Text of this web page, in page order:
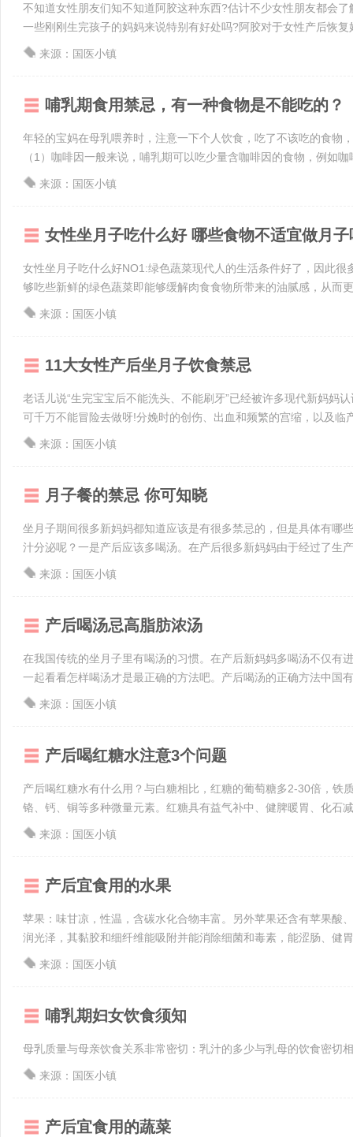
不知道女性朋友们知不知道阿胶这种东西?估计不少女性朋友都会
一些刚刚生完孩子的妈妈来说特别有好处吗?阿胶对于女性产后恢
来源：国医小镇
哺乳期食用禁忌，有一种食物是不能吃的？
年轻的宝妈在母乳喂养时，注意一下个人饮食，吃了不该吃的食物
（1）咖啡因一般来说，哺乳期可以吃少量含咖啡因的食物，例如
来源：国医小镇
女性坐月子吃什么好 哪些食物不适宜做月子
女性坐月子吃什么好NO1:绿色蔬菜现代人的生活条件好了，因此
够吃些新鲜的绿色蔬菜即能够缓解肉食食物所带来的油腻感，从而
来源：国医小镇
11大女性产后坐月子饮食禁忌
老话儿说“生完宝宝后不能洗头、不能刷牙”已经被许多现代新妈妈
可千万不能冒险去做呀!分娩时的创伤、出血和频繁的宫缩，以及临
来源：国医小镇
月子餐的禁忌 你可知晓
坐月子期间很多新妈妈都知道应该是有很多禁忌的，但是具体有哪
汁分泌呢？一是产后应该多喝汤。在产后很多新妈妈由于经过了生
来源：国医小镇
产后喝汤忌高脂肪浓汤
在我国传统的坐月子里有喝汤的习惯。在产后新妈妈多喝汤不仅有
一起看看怎样喝汤才是最正确的方法吧。产后喝汤的正确方法中国
来源：国医小镇
产后喝红糖水注意3个问题
产后喝红糖水有什么用？与白糖相比，红糖的葡萄糖多2-30倍，
铬、钙、铜等多种微量元素。红糖具有益气补中、健脾暖胃、化石
来源：国医小镇
产后宜食用的水果
苹果：味甘凉，性温，含碳水化合物丰富。另外苹果还含有苹果酸
润光泽，其黏胶和细纤维能吸附并能消除细菌和毒素，能涩肠、健
来源：国医小镇
哺乳期妇女饮食须知
母乳质量与母亲饮食关系非常密切：乳汁的多少与乳母的饮食密切
来源：国医小镇
产后宜食用的蔬菜